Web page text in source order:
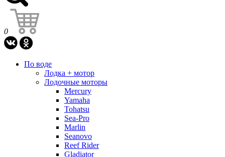
0
По воде
Лодка + мотор
Лодочные моторы
Mercury
Yamaha
Tohatsu
Sea-Pro
Marlin
Seanovo
Reef Rider
Gladiator